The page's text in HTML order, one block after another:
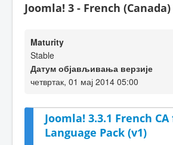
Joomla! 3 - French (Canada)
Maturity
Stable
Датум објављивања верзије
четвртак, 01 мај 2014 05:00
Joomla! 3.3.1 French CA
Language Pack (v1)